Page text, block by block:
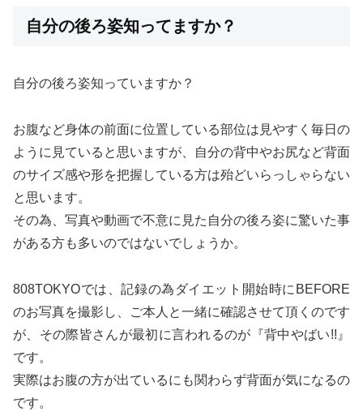
自分の後ろ姿知ってますか？
自分の後ろ姿知っていますか？
お腹など身体の前面に位置している部位は見やすく毎日の
ように見ていると思いますが、自分の背中やお尻など背面
のサイズ感や形を把握している方は殆どいらっしゃらない
と思います。
その為、写真や動画で不意に見た自分の後ろ姿に驚いた事
がある方も多いのではないでしょうか。
808TOKYOでは、記録の為ダイエット開始時にBEFORE
のお写真を撮影し、ご本人と一緒に確認させて頂くのです
が、その際皆さんが最初に言われるのが『背中やばい!!』
です。
実際はお腹の方が出ているにも関わらず背面が気になるの
です。